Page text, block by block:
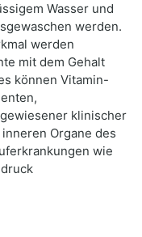
Wasser und
werden.
werden
mit dem Gehalt
können Vitamin-
klinischer
Organe des
wie